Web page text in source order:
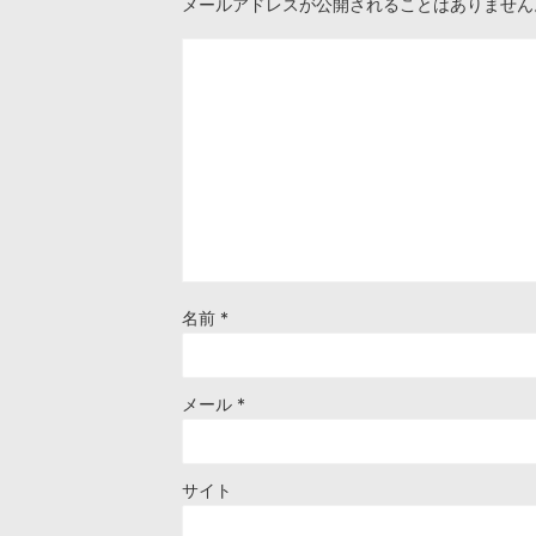
メールアドレスが公開されることはありませ
名前 *
メール *
サイト